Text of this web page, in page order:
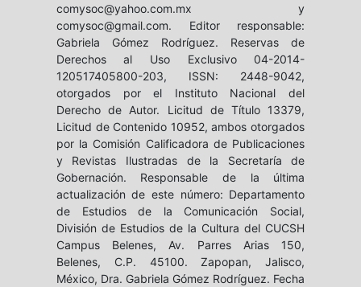
comysoc@yahoo.com.mx y
comysoc@gmail.com. Editor responsable:
Gabriela Gómez Rodríguez. Reservas de
Derechos al Uso Exclusivo 04-2014-
120517405800-203, ISSN: 2448-9042,
otorgados por el Instituto Nacional del
Derecho de Autor. Licitud de Título 13379,
Licitud de Contenido 10952, ambos otorgados
por la Comisión Calificadora de Publicaciones
y Revistas Ilustradas de la Secretaría de
Gobernación. Responsable de la última
actualización de este número: Departamento
de Estudios de la Comunicación Social,
División de Estudios de la Cultura del CUCSH
Campus Belenes, Av. Parres Arias 150,
Belenes, C.P. 45100. Zapopan, Jalisco,
México, Dra. Gabriela Gómez Rodríguez. Fecha